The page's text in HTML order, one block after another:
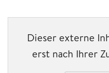
Dieser externe
erst nach Ihrer